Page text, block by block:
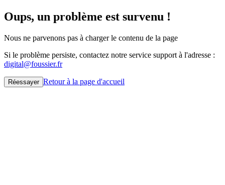
Oups, un problème est survenu !
Nous ne parvenons pas à charger le contenu de la page
Si le problème persiste, contactez notre service support à l'adresse :
digital@foussier.fr
Réessayer Retour à la page d'accueil